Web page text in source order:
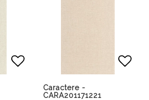
Lägg till i favoritlistan
Caractere -
CARA201171221